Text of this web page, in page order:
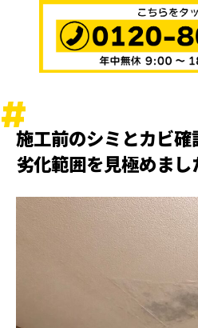
施工前のシミとカビ
劣化範囲を見極めまし